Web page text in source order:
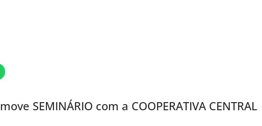
SEMINÁRIO com a COOPERATIVA CENTRAL